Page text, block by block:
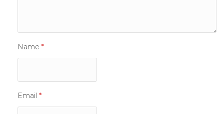
Name *
Email *